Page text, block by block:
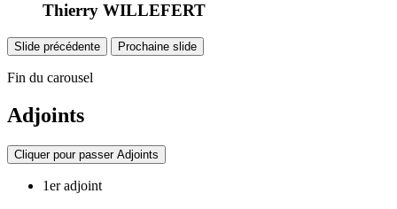
Thierry WILLEFERT
Slide précédente Prochaine slide
Fin du carousel
Adjoints
Cliquer pour passer Adjoints
1er adjoint